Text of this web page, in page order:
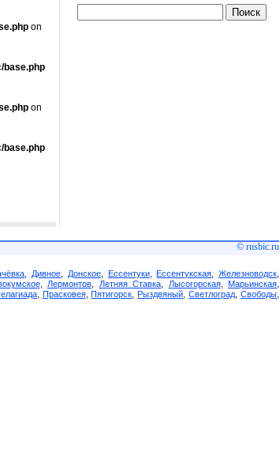
on
base.php
on
base.php
© rusbic.ru
Дивное Донское, Ессентуки,Ессентукская ,Железноводск
, Лермонтов Летняя Ставка Лысогорская, Марьинская
, Прасковея,Пятигорск ,Рыздвяный ,Светлоград ,Свободы